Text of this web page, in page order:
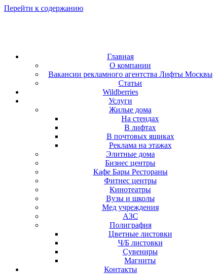
Перейти к содержанию
Главная
О компании
Вакансии рекламного агентства Лифты Москвы
Статьи
Wildberries
Услуги
Жилые дома
На стендах
В лифтах
В почтовых ящиках
Реклама на этажах
Элитные дома
Бизнес центры
Кафе Бары Рестораны
Фитнес центры
Кинотеатры
Вузы и школы
Мед учреждения
АЗС
Полиграфия
Цветные листовки
Ч/Б листовки
Сувениры
Магниты
Контакты